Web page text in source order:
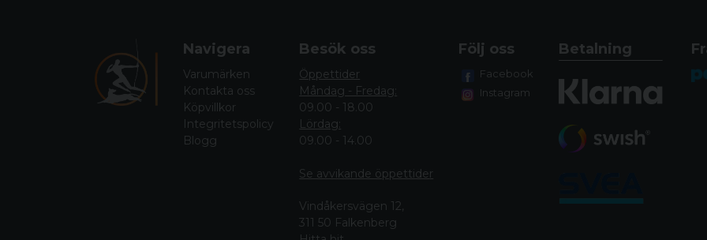
Navigera
Varumärken
Kontakta oss
Köpvillkor
Integritetspolicy
Blogg
Besök oss
Öppettider
Måndag - Fredag:
09.00 - 18.00
Lördag:
09.00 - 14.00
Se avvikande öppettider
Vindåkersvägen 12,
311 50 Falkenberg
Följ oss
Facebook
Instagram
Betalning